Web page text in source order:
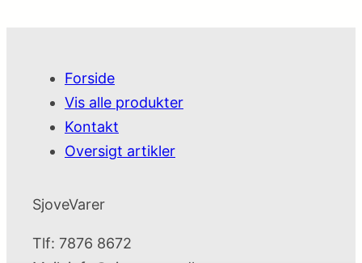
Forside
Vis alle produkter
Kontakt
Oversigt artikler
SjoveVarer
Tlf: 7876 8672